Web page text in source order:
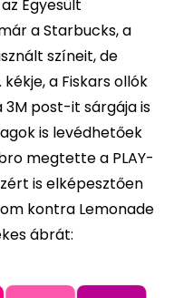
Egyesült
a Starbucks, a
színeit, de
a Fiskars ollók
3M post-it sárgája is
is levédhetőek
megtette a PLAY-
is elképesztően
kontra Lemonade
ábrát: